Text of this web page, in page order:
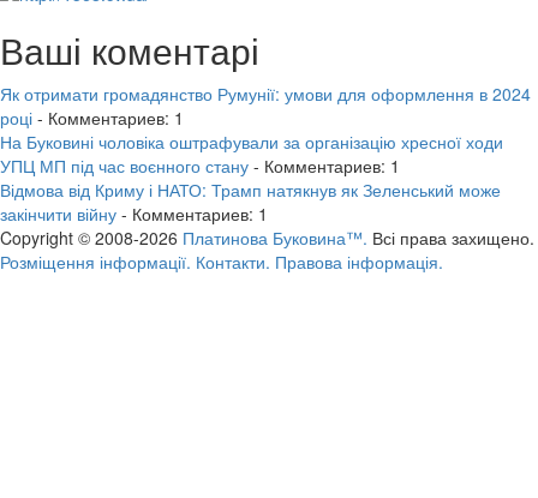
Ваші коментарі
Як отримати громадянство Румунії: умови для оформлення в 2024
році - Комментариев: 1
На Буковині чоловіка оштрафували за організацію хресної ходи
УПЦ МП під час воєнного стану - Комментариев: 1
Відмова від Криму і НАТО: Трамп натякнув як Зеленський може
закінчити війну - Комментариев: 1
Copyright © 2008-2026 Платинова Буковина™. Всі права захищено.
Розміщення інформації. Контакти. Правова інформація.